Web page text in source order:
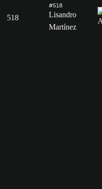
518
#518
Lisandro
Martínez